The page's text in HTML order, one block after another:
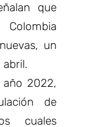
que
un
abril.
2022,
de
cuales